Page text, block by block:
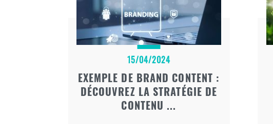
15/04/2024
EXEMPLE DE BRAND CONTENT :
DÉCOUVREZ LA STRATÉGIE DE
CONTENU ...